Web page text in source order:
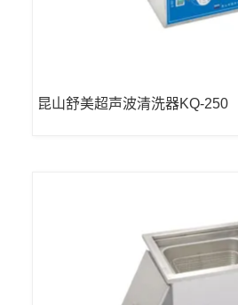
昆山舒美超声波清洗器KQ-250